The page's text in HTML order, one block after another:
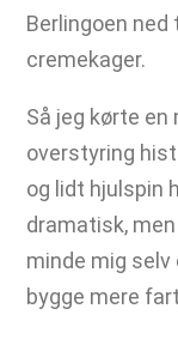
Berlingoen
cremekager.
Så jeg kørte
overstyring hist
og lidt hjulspin
dramatisk,
minde mig
bygge mere